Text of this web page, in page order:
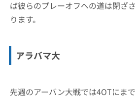
ば彼らのプレーオフへの道は閉ざ
ります。
アラバマ大
先週のアーバン大戦では4OTにま